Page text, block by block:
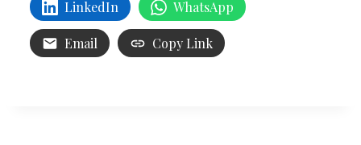
LinkedIn WhatsApp
Email Copy Link